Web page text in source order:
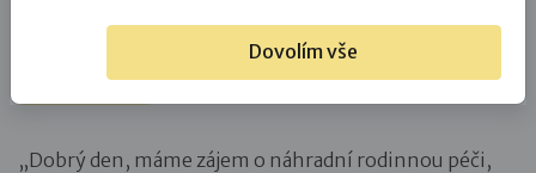
Pěstounství
PPPD
„Dobrý den, máme zájem o náhradní rodinnou péči,
Dovolím vše